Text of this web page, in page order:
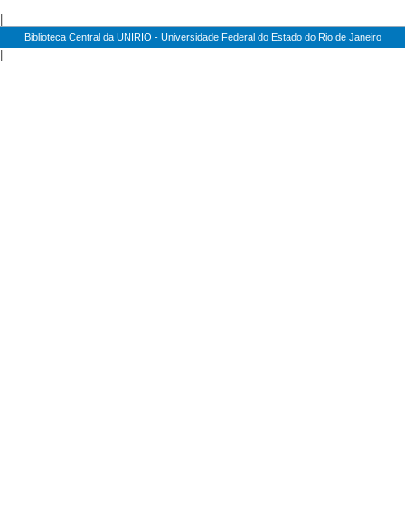
Biblioteca Central da UNIRIO - Universidade Federal do Estado do Rio de Janeiro